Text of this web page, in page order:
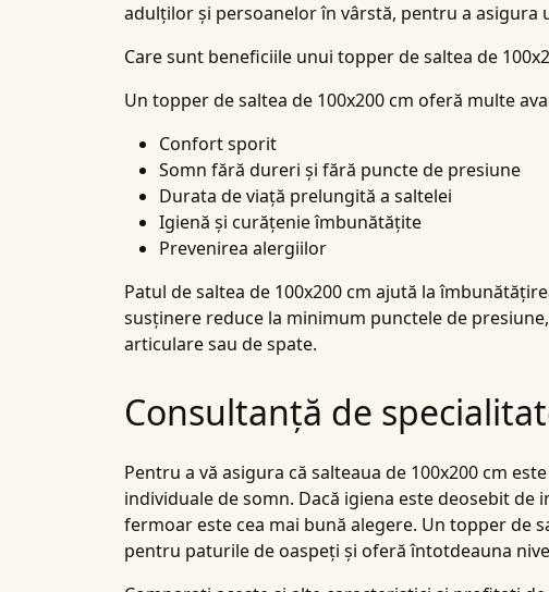
adulților și persoanelor în vârstă, pentru a asigura
Care sunt beneficiile unui topper de saltea de
Un topper de saltea de 100x200 cm oferă multe
Confort sporit
Somn fără dureri și fără puncte de presiune
Durata de viață prelungită a saltelei
Igienă și curățenie îmbunătățite
Prevenirea alergiilor
Patul de saltea de 100x200 cm ajută la
susținere reduce la minimum punctele de
articulare sau de spate.
Consultanță de
Pentru a vă asigura că salteaua de 100x200 cm
individuale de somn. Dacă igiena este deosebit
fermoar este cea mai bună alegere. Un topper de
pentru paturile de oaspeți și oferă întotdeauna